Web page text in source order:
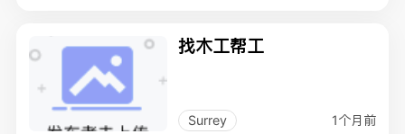
找木工帮工
Surrey 1个月前